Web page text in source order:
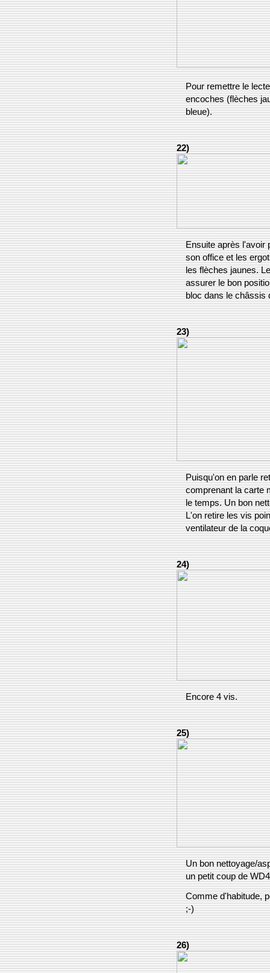
Pour remettre le
encoches (flèches
bleue).
22)
Ensuite après l'avoir
son office et les
les flèches jaunes.
assurer le bon
bloc dans le châssis
23)
Puisqu'on en parle
comprenant la carte
le temps. Un bon
L'on retire les vis
ventilateur de la
24)
Encore 4 vis.
25)
Un bon nettoyage/
un petit coup de
Comme d'habitude,
;-)
26)